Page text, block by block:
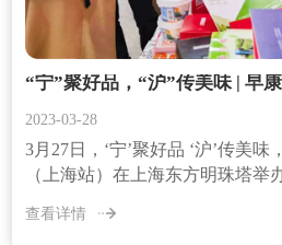
2023-03-28
3月27日，‘宁’聚好品 ‘沪’传美
（上海站）在上海东方明珠塔举
查看详情